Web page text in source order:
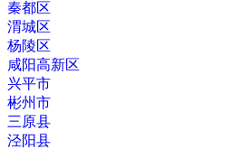
秦都区
渭城区
杨陵区
咸阳高新区
兴平市
彬州市
三原县
泾阳县